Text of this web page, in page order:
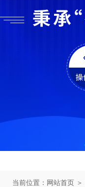
当前位置： 网站首页 ＞